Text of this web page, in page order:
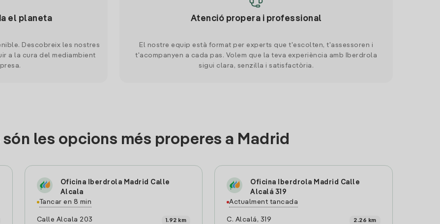
el planeta
Descobreix les nostres
a la cura del mediambient
Atenció propera i professional
El nostre equip està format per experts que t'escolten, t'assessoren i
t'acompanyen a cada pas. Volem que la teva experiència amb Iberdrola
sigui clara, senzilla i satisfactòria.
les opcions més properes a Madrid
Oficina Iberdrola Madrid Calle
Alcala
Tancar en 8 min
Calle Alcala 203
1.92 km
Oficina Iberdrola Madrid Calle
Alcalá 319
Actualment tancada
C. Alcalá, 319
2.26 km